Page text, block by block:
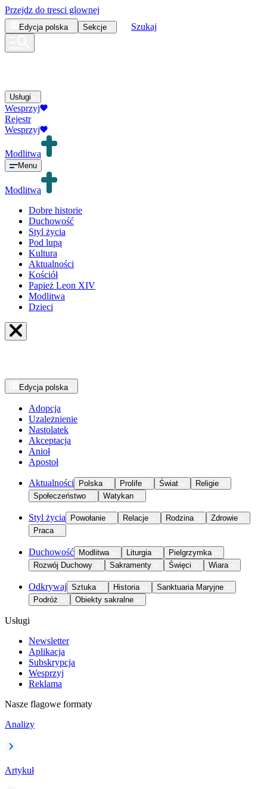
Przejdz do tresci glownej
Edycja polska Sekcje Szukaj
Usługi
Wesprzyj
Rejestr
Wesprzyj
Modlitwa
Menu
Modlitwa
Dobre historie
Duchowość
Styl życia
Pod lupą
Kultura
Aktualności
Kościół
Papież Leon XIV
Modlitwa
Dzieci
Edycja polska
Adopcja
Uzależnienie
Nastolatek
Akceptacja
Anioł
Apostoł
Aktualności Polska Prolife Świat
Religie
Społeczeństwo
Watykan
Styl życia Powołanie Relacje Rodzina
Zdrowie
Praca
Duchowość Modlitwa Liturgia
Pielgrzymka
Rozwój Duchowy
Sakramenty Święci Wiara
Odkrywaj Sztuka Historia
Sanktuaria Maryjne
Podróż
Obiekty sakralne
Usługi
Newsletter
Aplikacja
Subskrypcja
Wesprzyj
Reklama
Nasze flagowe formaty
Analizy
Artykuł